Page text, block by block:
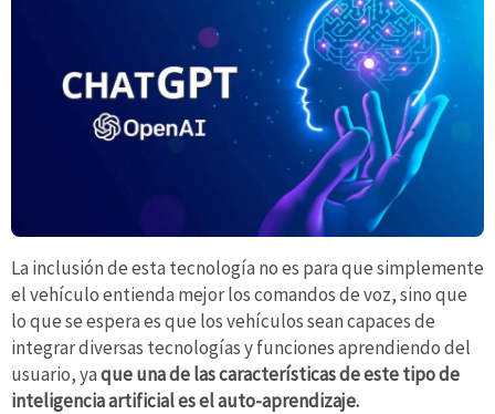
La inclusión de esta tecnología no es para que simplemente
el vehículo entienda mejor los comandos de voz, sino que
lo que se espera es que los vehículos sean capaces de
integrar diversas tecnologías y funciones aprendiendo del
usuario, yaque una de las características de este tipo de
inteligencia artificial es el auto-aprendizaje.